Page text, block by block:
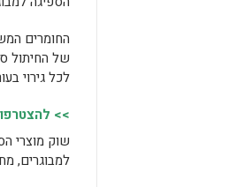
החומרים
של החיתול
לכל גירוי
>>
שוק מוצרי
למבוגרים,